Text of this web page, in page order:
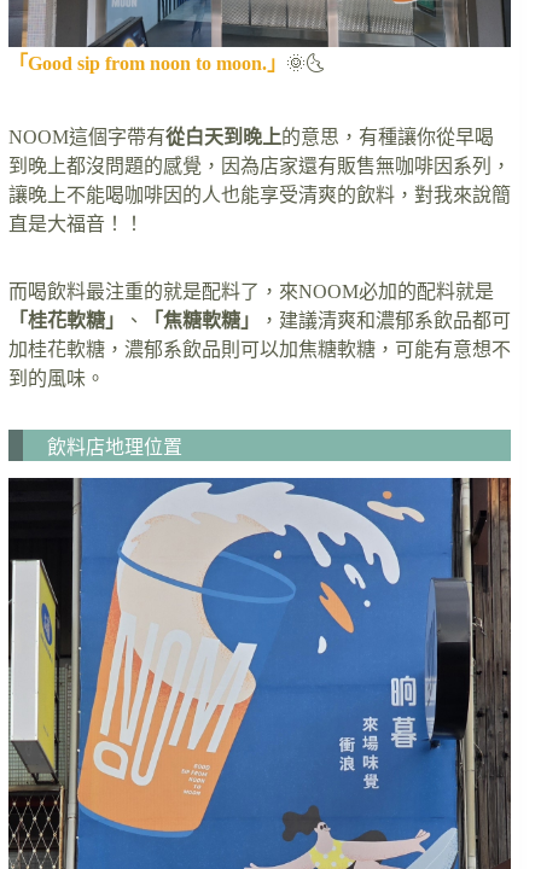
「Good sip from noon to moon.」 🌞🌜
NOOM這個字帶有從白天到晚上的意思，有種讓你從早喝
到晚上都沒問題的感覺，因為店家還有販售無咖啡因系列，
讓晚上不能喝咖啡因的人也能享受清爽的飲料，對我來說簡
直是大福音！！
而喝飲料最注重的就是配料了，來NOOM必加的配料就是
「桂花軟糖」
、 「焦糖軟糖」
，建議清爽和濃郁系飲品都可
加桂花軟糖，濃郁系飲品則可以加焦糖軟糖，可能有意想不
到的風味。
飲料店地理位置